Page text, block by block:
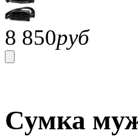
8 850руб
Сумка